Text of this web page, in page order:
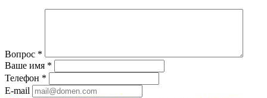
Вопрос *
Ваше имя *
Телефон *
E-mail